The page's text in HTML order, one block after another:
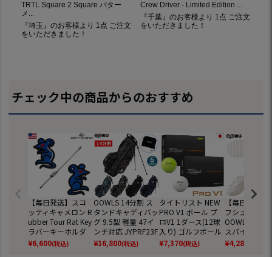
チェック中の商品からのおすすめ
【毎日発送】スコ
ッティキャメロン R
ubber Tour Rat Key
ラバーキーホルダ
ー BLUE Scotty Ca
meron USA直輸入
¥6,600(税込)
OOWLS 14分割 ス
タンドキャディバッ
グ 9.5型 軽量 47イ
ンチ対応 JYPRF23F
SB 【JYPER'Sオリ
ジナル商品】
¥16,800(税込)
タイトリスト NEW
PRO V1 ボール プ
ロV1 1ダース(12球
入り) ゴルフボール
2025年モデル TITL
EIST 日本正規品
¥7,370(税込)
【毎日発送】
フシューズ メ
OOWLS クラ
スパイクレス
ーズ
パイクレスシ
¥4,280